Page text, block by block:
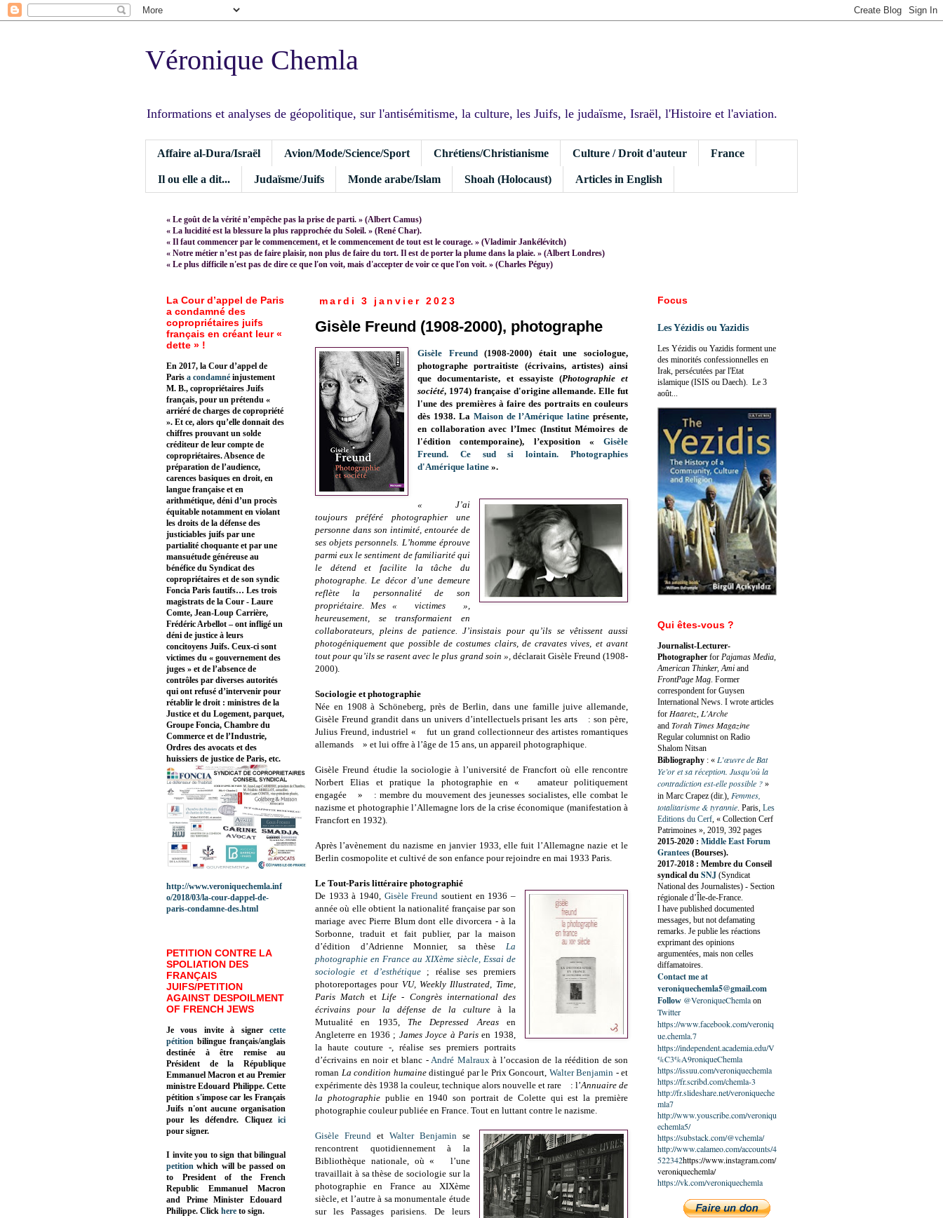
Véronique Chemla
Informations et analyses de géopolitique, sur l'antisémitisme, la culture, les Juifs, le judaïsme, Israël, l'Histoire et l'aviation.
Affaire al-Dura/Israël Avion/Mode/Science/Sport Chrétiens/Christianisme Culture / Droit d'auteur France
Il ou elle a dit... Judaïsme/Juifs Monde arabe/Islam Shoah (Holocaust) Articles in English
« Le goût de la vérité n’empêche pas la prise de parti. » (Albert Camus)
« La lucidité est la blessure la plus rapprochée du Soleil. » (René Char).
« Il faut commencer par le commencement, et le commencement de tout est le courage. » (Vladimir Jankélévitch)
« Notre métier n’est pas de faire plaisir, non plus de faire du tort. Il est de porter la plume dans la plaie. » (Albert Londres)
« Le plus difficile n'est pas de dire ce que l'on voit, mais d'accepter de voir ce que l'on voit. » (Charles Péguy)
mardi 3 janvier 2023
Gisèle Freund (1908-2000), photographe
Gisèle Freund(1908-2000) était une sociologue,
photographe portraitiste (écrivains, artistes) ainsi
que documentariste, et essayiste (Photographie et
société, 1974) française d'origine allemande. Elle fut
l'une des premières à faire des portraits en couleurs
dès 1938. La Maison de l’Amérique latine présente,
en collaboration avec l’Imec (Institut Mémoires de
l'édition contemporaine), l’exposition «
Gisèle
Freund. Ce sud si lointain. Photographies
d'Amérique latine ».
« J’ai
toujours préféré photographier une
personne dans son intimité, entourée de
ses objets personnels. L’homme éprouve
parmi eux le sentiment de familiarité qui
le détend et facilite la tâche du
photographe. Le décor d’une demeure
reflète la personnalité de son
propriétaire. Mes « victimes »,
heureusement, se transformaient en
collaborateurs, pleins de patience. J’insistais pour qu’ils se vêtissent aussi
photogéniquement que possible de costumes clairs, de cravates vives, et avant
tout pour qu’ils se rasent avec le plus grand soin », déclarait Gisèle Freund (1908-
2000).
Sociologie et photographie
Née en 1908 à Schöneberg, près de Berlin, dans une famille juive allemande,
Gisèle Freund grandit dans un univers d’intellectuels prisant les arts : son père,
Julius Freund, industriel « fut un grand collectionneur des artistes romantiques
allemands » et lui offre à l’âge de 15 ans, un appareil photographique.
Gisèle Freund étudie la sociologie à l’université de Francfort où elle rencontre
Norbert Elias et pratique la photographie en « amateur politiquement
engagée » : membre du mouvement des jeunesses socialistes, elle combat le
nazisme et photographie l’Allemagne lors de la crise économique (manifestation à
Francfort en 1932).
Après l’avènement du nazisme en janvier 1933, elle fuit l’Allemagne nazie et le
Berlin cosmopolite et cultivé de son enfance pour rejoindre en mai 1933 Paris.
Le Tout-Paris littéraire photographié
De 1933 à 1940, Gisèle Freund soutient en 1936 –
année où elle obtient la nationalité française par son
mariage avec Pierre Blum dont elle divorcera - à la
Sorbonne, traduit et fait publier, par la maison
d’édition d’Adrienne Monnier, sa thèse La
photographie en France au XIXème siècle, Essai de
sociologie et d’esthétique
; réalise ses premiers
photoreportages pour VU, Weekly Illustrated, Time,
Paris Matchet Life - Congrès international des
écrivains pour la défense de la culture à la
Mutualité en 1935, The Depressed Areas en
Angleterre en 1936 ; James Joyce à Parisen 1938,
la haute couture -, réalise ses premiers portraits
d’écrivains en noir et blanc - André Malrauxà l’occasion de la réédition de son
roman La condition humainedistingué par le Prix Goncourt, Walter Benjamin - et
expérimente dès 1938 la couleur, technique alors nouvelle et rare : l’Annuaire de
la photographiepublie en 1940 son portrait de Colette qui est la première
photographie couleur publiée en France. Tout en luttant contre le nazisme.
Gisèle Freundet Walter Benjaminse
rencontrent quotidiennement à la
Bibliothèque nationale, où « l’une
travaillait à sa thèse de sociologie sur la
photographie en France au XIXème
siècle, et l’autre à sa monumentale étude
sur les Passages parisiens. De leurs
La Cour d’appel de Paris
a condamné des
copropriétaires juifs
français en créant leur «
dette » !
En 2017, la Cour d’appel de
Paris a condamné injustement
M. B., copropriétaires Juifs
français, pour un prétendu «
arriéré de charges de copropriété
». Et ce, alors qu’elle donnait des
chiffres prouvant un solde
créditeur de leur compte de
copropriétaires. Absence de
préparation de l’audience,
carences basiques en droit, en
langue française et en
arithmétique, déni d’un procès
équitable notamment en violant
les droits de la défense des
justiciables juifs par une
partialité choquante et par une
mansuétude généreuse au
bénéfice du Syndicat des
copropriétaires et de son syndic
Foncia Paris fautifs… Les trois
magistrats de la Cour - Laure
Comte, Jean-Loup Carrière,
Frédéric Arbellot – ont infligé un
déni de justice à leurs
concitoyens Juifs. Ceux-ci sont
victimes du « gouvernement des
juges » et de l’absence de
contrôles par diverses autorités
qui ont refusé d’intervenir pour
rétablir le droit : ministres de la
Justice et du Logement, parquet,
Groupe Foncia, Chambre du
Commerce et de l’Industrie,
Ordres des avocats et des
huissiers de justice de Paris, etc.
http://www.veroniquechemla.inf
o/2018/03/la-cour-dappel-de-
paris-condamne-des.html
PETITION CONTRE LA
SPOLIATION DES
FRANÇAIS
JUIFS/PETITION
AGAINST DESPOILMENT
OF FRENCH JEWS
Je vous invite à signer cette
pétition bilingue français/anglais
destinée à être remise au
Président de la République
Emmanuel Macron et au Premier
ministre Edouard Philippe. Cette
pétition s'impose car les Français
Juifs n'ont aucune organisation
pour les défendre. Cliquez
ici
pour signer.
I invite you to sign that bilingual
petition which will be passed on
to President of the French
Republic Emmanuel Macron
and Prime Minister Edouard
Philippe. Click here to sign.
Focus
Les Yézidis ou Yazidis
Les Yézidis ou Yazidis forment une
des minorités confessionnelles en
Irak, persécutées par l'Etat
islamique (ISIS ou Daech). Le 3
août...
Qui êtes-vous ?
Journalist-Lecturer-
Photographer for Pajamas Media,
American Thinker, Ami and
FrontPage Mag. Former
correspondent for Guysen
International News. I wrote articles
for Haaretz, L'Arche
and Torah Times Magazine
Regular columnist on Radio
Shalom Nitsan
Bibliography : « L’œuvre de Bat
Ye’or et sa réception. Jusqu’où la
contradiction est-elle possible ? »
in Marc Crapez (dir.), Femmes,
totalitarisme & tyrannie. Paris, Les
Editions du Cerf, « Collection Cerf
Patrimoines », 2019, 392 pages
2015-2020 : Middle East Forum
Grantees (Bourses).
2017-2018 : Membre du Conseil
syndical du SNJ (Syndicat
National des Journalistes) - Section
régionale d’Île-de-France.
I have published documented
messages, but not defamating
remarks. Je publie les réactions
exprimant des opinions
argumentées, mais non celles
diffamatoires.
Contact me at
veroniquechemla5@gmail.com
Follow @VeroniqueChemlaon
Twitter
https://www.facebook.com/veroniq
ue.chemla.7
https://independent.academia.edu/V
%C3%A9roniqueChemla
https://issuu.com/veroniquechemla
https://fr.scribd.com/chemla-3
http://fr.slideshare.net/veroniqueche
mla7
http://www.youscribe.com/veroniqu
echemla5/
https://substack.com/@vchemla/
http://www.calameo.com/accounts/4
522342https://www.instagram.com/
veroniquechemla/
https://vk.com/veroniquechemla